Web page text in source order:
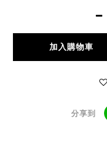
加入購物車
分享到